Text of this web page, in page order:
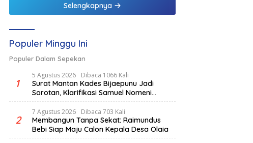
Selengkapnya
Populer Minggu Ini
Populer Dalam Sepekan
1
5 Agustus 2026 Dibaca 1066 Kali
Surat Mantan Kades Bijaepunu Jadi
Sorotan, Klarifikasi Samuel Nomeni
Berbeda dengan Isi Dokumen yang
Beredar
2
7 Agustus 2026 Dibaca 703 Kali
Membangun Tanpa Sekat: Raimundus
Bebi Siap Maju Calon Kepala Desa Olaia